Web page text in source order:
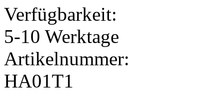
Verfügbarkeit:
5-10 Werktage
Artikelnummer:
HA01T1